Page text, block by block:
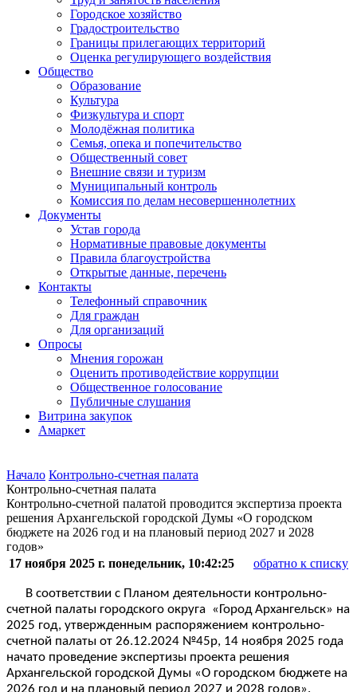
Городское хозяйство
Градостроительство
Границы прилегающих территорий
Оценка регулирующего воздействия
Общество
Образование
Культура
Физкультура и спорт
Молодёжная политика
Семья, опека и попечительство
Общественный совет
Внешние связи и туризм
Муниципальный контроль
Комиссия по делам несовершеннолетних
Документы
Устав города
Нормативные правовые документы
Правила благоустройства
Открытые данные, перечень
Контакты
Телефонный справочник
Для граждан
Для организаций
Опросы
Мнения горожан
Оценить противодействие коррупции
Общественное голосование
Публичные слушания
Витрина закупок
Амаркет
Начало Контрольно-счетная палата
Контрольно-счетная палата
Контрольно-счетной палатой проводится экспертиза проекта
решения Архангельской городской Думы «О городском
бюджете на 2026 год и на плановый период 2027 и 2028
годов»
17 ноября 2025 г. понедельник, 10:42:25
обратно к списку
В соответствии с Планом деятельности контрольно-
счетной палаты городского округа «Город Архангельск» на
2025 год, утвержденным распоряжением контрольно-
счетной палаты от 26.12.2024 №45р, 14 ноября 2025 года
начато проведение экспертизы проекта решения
Архангельской городской Думы «О городском бюджете на